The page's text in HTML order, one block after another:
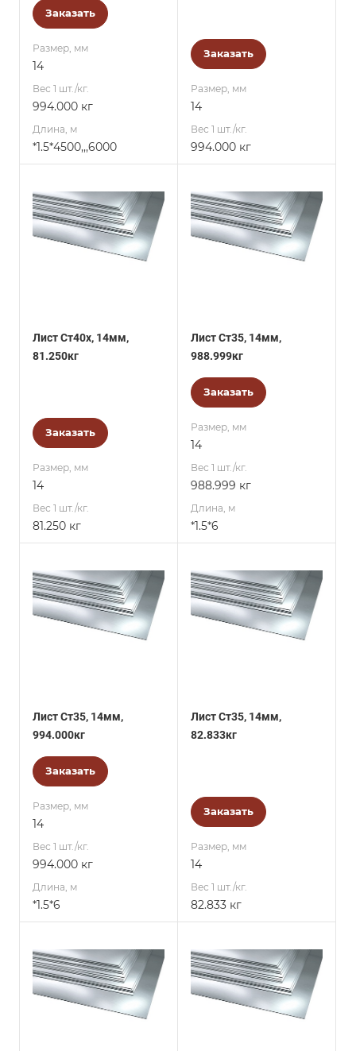
Заказать
Размер, мм
14
Вес 1 шт./кг.
994.000 кг
Длина, м
*1.5*4500,,,6000
Заказать
Размер, мм
14
Вес 1 шт./кг.
994.000 кг
Лист Ст40х, 14мм,
81.250кг
Заказать
Размер, мм
14
Вес 1 шт./кг.
81.250 кг
Лист Ст35, 14мм,
988.999кг
Заказать
Размер, мм
14
Вес 1 шт./кг.
988.999 кг
Длина, м
*1.5*6
Лист Ст35, 14мм,
994.000кг
Заказать
Размер, мм
14
Вес 1 шт./кг.
994.000 кг
Длина, м
*1.5*6
Лист Ст35, 14мм,
82.833кг
Заказать
Размер, мм
14
Вес 1 шт./кг.
82.833 кг